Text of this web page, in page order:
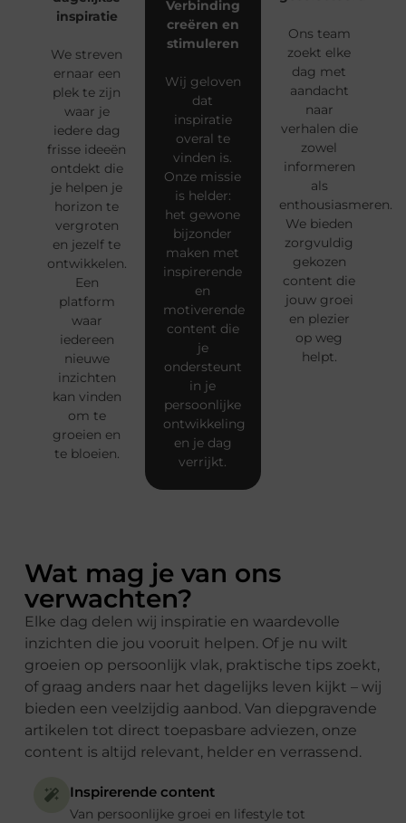
inspiratie
We streven
ernaar een
plek te zijn
waar je
iedere dag
frisse ideeën
ontdekt die
je helpen je
horizon te
vergroten
en jezelf te
ontwikkelen.
Een
platform
waar
iedereen
nieuwe
inzichten
kan vinden
om te
groeien en
te bloeien.
Verbinding
creëren en
stimuleren
Wij geloven
dat
inspiratie
overal te
vinden is.
Onze missie
is helder:
het gewone
bijzonder
maken met
inspirerende
en
motiverende
content die
je
ondersteunt
in je
persoonlijke
ontwikkeling
en je dag
verrijkt.
Ons team
zoekt elke
dag met
aandacht
naar
verhalen die
zowel
informeren
als
enthousiasmeren.
We bieden
zorgvuldig
gekozen
content die
jouw groei
en plezier
op weg
helpt.
Wat mag je van ons
verwachten?
Elke dag delen wij inspiratie en waardevolle
inzichten die jou vooruit helpen. Of je nu wilt
groeien op persoonlijk vlak, praktische tips zoekt,
of graag anders naar het dagelijks leven kijkt – wij
bieden een veelzijdig aanbod. Van diepgravende
artikelen tot direct toepasbare adviezen, onze
content is altijd relevant, helder en verrassend.
Inspirerende content
Van persoonlijke groei en lifestyle tot